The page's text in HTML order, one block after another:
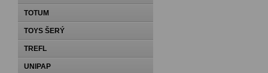
TOTUM
TOYS ŠERÝ
TREFL
UNIPAP